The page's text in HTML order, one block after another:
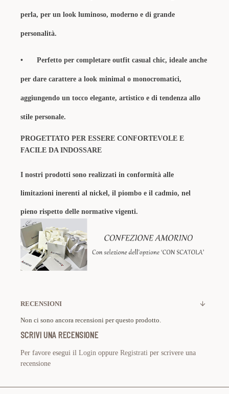
perla, per un look luminoso, moderno e di grande
personalità.
• Perfetto per completare outfit casual chic, ideale anche
per dare carattere a look minimal o monocromatici,
aggiungendo un tocco elegante, artistico e di tendenza allo
stile personale.
PROGETTATO PER ESSERE CONFORTEVOLE E
FACILE DA INDOSSARE
I nostri prodotti sono realizzati in conformità alle
limitazioni inerenti al nickel, il piombo e il cadmio, nel
pieno rispetto delle normative vigenti.
RECENSIONI
Non ci sono ancora recensioni per questo prodotto.
SCRIVI UNA RECENSIONE
Per favore esegui il Login oppure Registrati per scrivere una
recensione